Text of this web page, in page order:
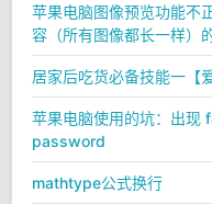
苹果电脑图像预览功能不
容（所有图像都长一样）
居家后吃货必备技能一【
苹果电脑使用的坑：出
password
mathtype公式换行